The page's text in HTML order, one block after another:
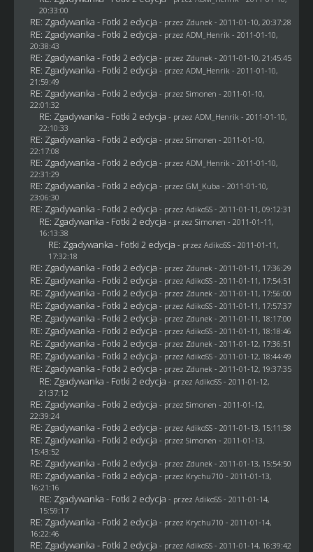
20:33:00
RE: Zgadywanka - Fotki 2 edycja - przez Zdunek - 2011-01-10, 20:37:28
RE: Zgadywanka - Fotki 2 edycja - przez ADM_Henrik - 2011-01-10,
20:38:43
RE: Zgadywanka - Fotki 2 edycja - przez Zdunek - 2011-01-10, 21:45:45
RE: Zgadywanka - Fotki 2 edycja - przez ADM_Henrik - 2011-01-10,
21:59:49
RE: Zgadywanka - Fotki 2 edycja - przez Simonen - 2011-01-10,
22:01:32
RE: Zgadywanka - Fotki 2 edycja - przez ADM_Henrik - 2011-01-10,
22:10:33
RE: Zgadywanka - Fotki 2 edycja - przez Simonen - 2011-01-10,
22:17:08
RE: Zgadywanka - Fotki 2 edycja - przez ADM_Henrik - 2011-01-10,
22:31:29
RE: Zgadywanka - Fotki 2 edycja - przez GM_Kuba - 2011-01-10,
23:06:30
RE: Zgadywanka - Fotki 2 edycja - przez AdikoSS - 2011-01-11, 09:12:31
RE: Zgadywanka - Fotki 2 edycja - przez Simonen - 2011-01-11,
16:13:38
RE: Zgadywanka - Fotki 2 edycja - przez AdikoSS - 2011-01-11,
17:32:18
RE: Zgadywanka - Fotki 2 edycja - przez Zdunek - 2011-01-11, 17:36:29
RE: Zgadywanka - Fotki 2 edycja - przez AdikoSS - 2011-01-11, 17:54:51
RE: Zgadywanka - Fotki 2 edycja - przez Zdunek - 2011-01-11, 17:56:00
RE: Zgadywanka - Fotki 2 edycja - przez AdikoSS - 2011-01-11, 17:57:37
RE: Zgadywanka - Fotki 2 edycja - przez Zdunek - 2011-01-11, 18:17:00
RE: Zgadywanka - Fotki 2 edycja - przez AdikoSS - 2011-01-11, 18:18:46
RE: Zgadywanka - Fotki 2 edycja - przez Zdunek - 2011-01-12, 17:36:51
RE: Zgadywanka - Fotki 2 edycja - przez AdikoSS - 2011-01-12, 18:44:49
RE: Zgadywanka - Fotki 2 edycja - przez Zdunek - 2011-01-12, 19:37:35
RE: Zgadywanka - Fotki 2 edycja - przez AdikoSS - 2011-01-12,
21:37:12
RE: Zgadywanka - Fotki 2 edycja - przez Simonen - 2011-01-12,
22:39:24
RE: Zgadywanka - Fotki 2 edycja - przez AdikoSS - 2011-01-13, 15:11:58
RE: Zgadywanka - Fotki 2 edycja - przez Simonen - 2011-01-13,
15:43:52
RE: Zgadywanka - Fotki 2 edycja - przez Zdunek - 2011-01-13, 15:54:50
RE: Zgadywanka - Fotki 2 edycja - przez Krychu710 - 2011-01-13,
16:21:16
RE: Zgadywanka - Fotki 2 edycja - przez AdikoSS - 2011-01-14,
15:59:17
RE: Zgadywanka - Fotki 2 edycja - przez Krychu710 - 2011-01-14,
16:22:46
RE: Zgadywanka - Fotki 2 edycja - przez AdikoSS - 2011-01-14, 16:39:42